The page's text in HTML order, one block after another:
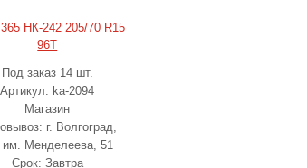
НК-242 205/70 R15
96T
Под заказ 14 шт.
Артикул: ka-2094
Магазин
г. Волгоград,
им. Менделеева, 51
Срок: Завтра